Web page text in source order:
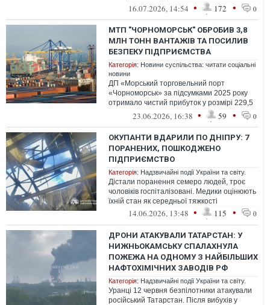
заступника з виробництва, які допустили...
16.07.2026, 14:54 • 172 • 0
МТП "ЧОРНОМОРСЬК" ОБРОБИВ 3,8
МЛН ТОНН ВАНТАЖІВ ТА ПОСИЛИВ
БЕЗПЕКУ ПІДПРИЄМСТВА
Категорія: Новини суспільства: читати соціальні
новини
ДП «Морський торговельний порт
«Чорноморськ» за підсумками 2025 року
отримало чистий прибуток у розмірі 229,5
млн грн та сплатило понад 716 млн грн
23.06.2026, 16:38 • 59 • 0
ОКУПАНТИ ВДАРИЛИ ПО ДНІПРУ: 7
ПОРАНЕНИХ, ПОШКОДЖЕНО
ПІДПРИЄМСТВО
Категорія: Надзвичайні події України та світу.
Дістали поранення семеро людей, троє
чоловіків госпіталізовані. Медики оцінюють
їхній стан як середньої тяжкості
14.06.2026, 13:48 • 115 • 0
ДРОНИ АТАКУВАЛИ ТАТАРСТАН: У
НИЖНЬОКАМСЬКУ СПАЛАХНУЛА
ПОЖЕЖА НА ОДНОМУ З НАЙБІЛЬШИХ
НАФТОХІМІЧНИХ ЗАВОДІВ РФ
Категорія: Надзвичайні події України та світу.
Уранці 12 червня безпілотники атакували
російський Татарстан. Після вибухів у